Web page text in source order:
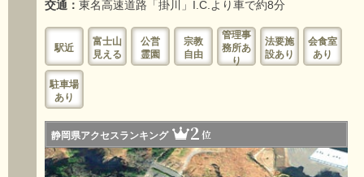
交通： 東名高速道路「掛川」I.C.より車で約8分
駅近
富士山
見える
公営
霊園
宗教
自由
管理事
務所あ
り
法要施
設あり
会食室
あり
駐車場
あり
静岡県アクセスランキング 2位